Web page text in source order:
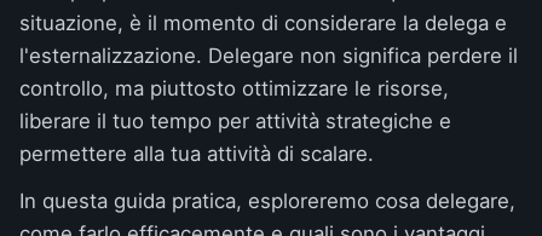
situazione, è il momento di considerare la delega e
l'esternalizzazione. Delegare non significa perdere il
controllo, ma piuttosto ottimizzare le risorse,
liberare il tuo tempo per attività strategiche e
permettere alla tua attività di scalare.
In questa guida pratica, esploreremo cosa delegare,